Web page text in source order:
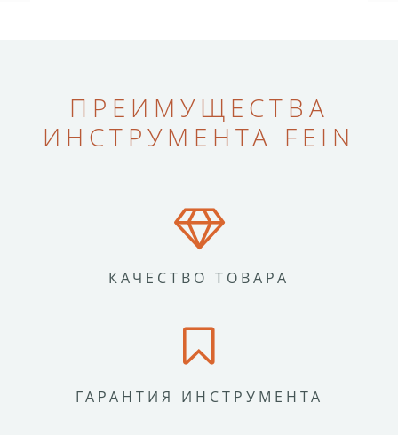
ПРЕИМУЩЕСТВА
ИНСТРУМЕНТА FEIN
КАЧЕСТВО ТОВАРА
ГАРАНТИЯ ИНСТРУМЕНТА